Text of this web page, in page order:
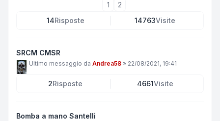
1
2
14Risposte 14763Visite
SRCM CMSR
Ultimo messaggio da Andrea58 » 22/08/2021, 19:41
2Risposte 4661Visite
Bomba a mano Santelli